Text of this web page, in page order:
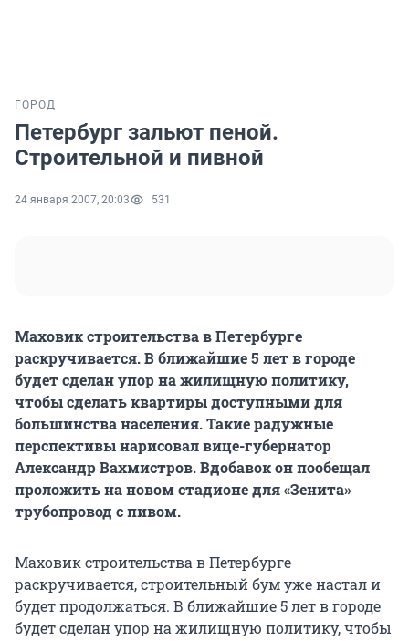
ГОРОД
Петербург зальют пеной.
Строительной и пивной
24 января 2007, 20:03 531
Маховик строительства в Петербурге
раскручивается. В ближайшие 5 лет в городе
будет сделан упор на жилищную политику,
чтобы сделать квартиры доступными для
большинства населения. Такие радужные
перспективы нарисовал вице-губернатор
Александр Вахмистров. Вдобавок он пообещал
проложить на новом стадионе для «Зенита»
трубопровод с пивом.
Маховик строительства в Петербурге
раскручивается, строительный бум уже настал и
будет продолжаться. В ближайшие 5 лет в городе
будет сделан упор на жилищную политику, чтобы